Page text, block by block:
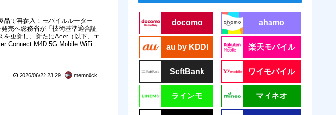
品で再参入！モバイルルーター
売へ総務省が「技術基準適合証
を更新し、新たにAcer（以下、エ
Connect M4D 5G Mobile WiFi」
2026/06/22 23:29 memn0ck
docomo ahamo
au by KDDI 楽天モバイル
SoftBank ワイモバイル
ラインモ マイネオ